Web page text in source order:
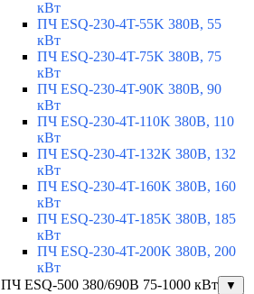
кВт
ПЧ ESQ-230-4T-55K 380В, 55
кВт
ПЧ ESQ-230-4T-75K 380В, 75
кВт
ПЧ ESQ-230-4T-90K 380В, 90
кВт
ПЧ ESQ-230-4T-110K 380В, 110
кВт
ПЧ ESQ-230-4T-132K 380В, 132
кВт
ПЧ ESQ-230-4T-160K 380В, 160
кВт
ПЧ ESQ-230-4T-185K 380В, 185
кВт
ПЧ ESQ-230-4T-200K 380В, 200
кВт
ПЧ ESQ-500 380/690В 75-1000 кВт
▼